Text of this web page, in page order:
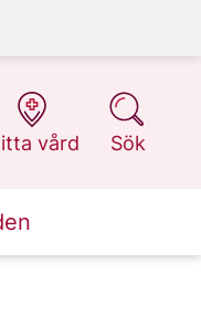
vård
1177.se
Sök
på 1177.se